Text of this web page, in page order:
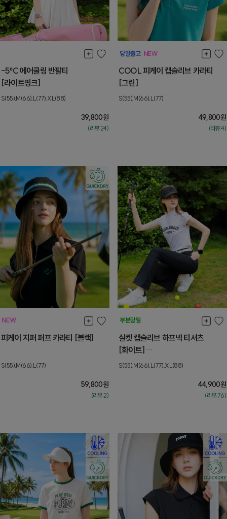
-5ºC 에어쿨링 반팔티
[라이트핑크]
S(55),M(66),L(77),XL(88)
39,800원
(리뷰:24)
COOL 피케이 캡슬리브 카라티
[그린]
S(55),M(66),L(77)
49,800원
(리뷰:4)
피케이 지퍼 퍼프 카라티 [블랙]
S(55),M(66),L(77)
59,800원
(리뷰:2)
실켓 캡슬리브 하프넥 티셔츠
[화이트]
[S] 8월셋째주 순차배송
S(55),M(66),L(77),XL(88)
44,900원
(리뷰:76)